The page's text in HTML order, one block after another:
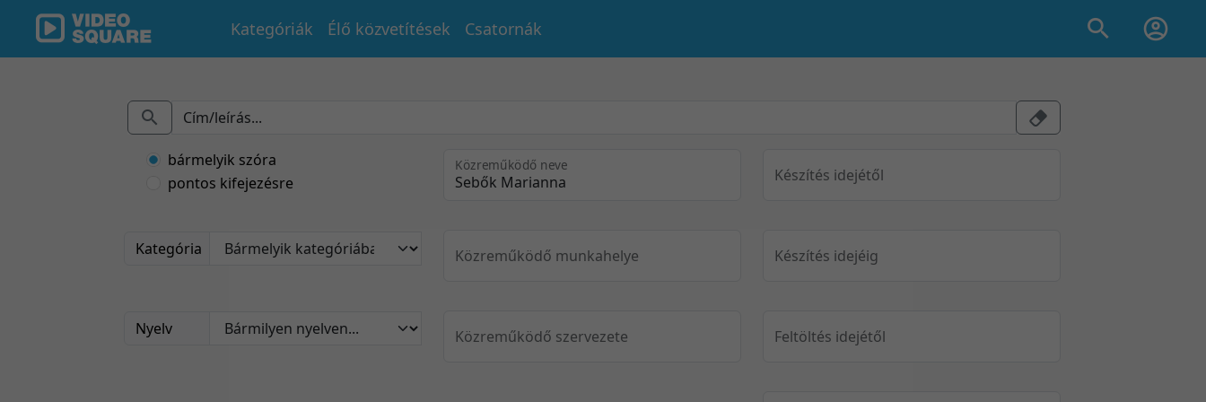
Kategóriák Élő közvetítések Csatornák
bármelyik szóra
pontos kifejezésre
Kategória
Nyelv
Közreműködő neve
Közreműködő munkahelye
Közreműködő szervezete
Készítés idejétől
Készítés idejéig
Feltöltés idejétől